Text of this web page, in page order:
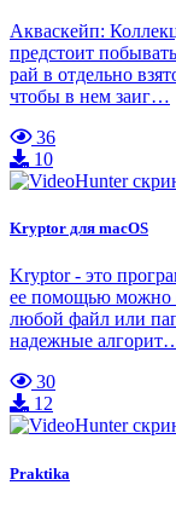
Акваскейп:
предстоит
рай в отдельно
чтобы в нем заиг…
36
10
Kryptor для macOS
Kryptor - это
ее помощью можно
любой файл или
надежные
30
12
Praktika